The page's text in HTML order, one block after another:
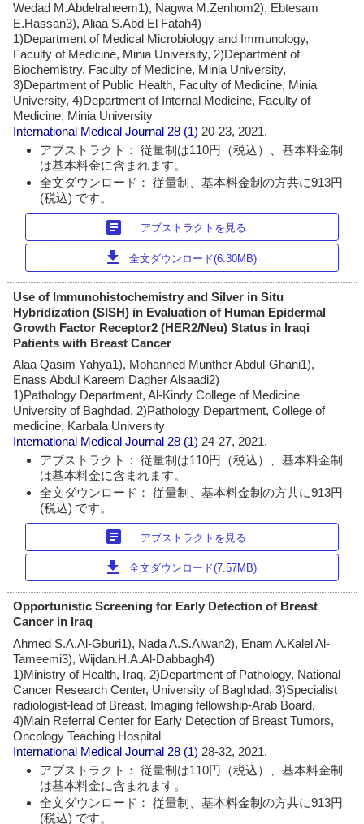
Wedad M.Abdelraheem1), Nagwa M.Zenhom2), Ebtesam
E.Hassan3), Aliaa S.Abd El Fatah4)
1)Department of Medical Microbiology and Immunology,
Faculty of Medicine, Minia University, 2)Department of
Biochemistry, Faculty of Medicine, Minia University,
3)Department of Public Health, Faculty of Medicine, Minia
University, 4)Department of Internal Medicine, Faculty of
Medicine, Minia University
International Medical Journal 28 (1)20-23, 2021.
アブストラクト： 従量制は110円（税込）、基本料金制
は基本料金に含まれます。
全文ダウンロード： 従量制、基本料金制の方共に913円
(税込) です。
article アブストラクトを見る
download 全文ダウンロード(6.30MB)
Use of Immunohistochemistry and Silver in Situ
Hybridization (SISH) in Evaluation of Human Epidermal
Growth Factor Receptor2 (HER2/Neu) Status in Iraqi
Patients with Breast Cancer
Alaa Qasim Yahya1), Mohanned Munther Abdul-Ghani1),
Enass Abdul Kareem Dagher Alsaadi2)
1)Pathology Department, Al-Kindy College of Medicine
University of Baghdad, 2)Pathology Department, College of
medicine, Karbala University
International Medical Journal 28 (1) 24-27, 2021.
アブストラクト： 従量制は110円（税込）、基本料金制
は基本料金に含まれます。
全文ダウンロード： 従量制、基本料金制の方共に913円
(税込) です。
article アブストラクトを見る
download 全文ダウンロード(7.57MB)
Opportunistic Screening for Early Detection of Breast
Cancer in Iraq
Ahmed S.A.Al-Gburi1), Nada A.S.Alwan2), Enam A.Kalel Al-
Tameemi3), Wijdan.H.A.Al-Dabbagh4)
1)Ministry of Health, Iraq, 2)Department of Pathology, National
Cancer Research Center, University of Baghdad, 3)Specialist
radiologist-lead of Breast, Imaging fellowship-Arab Board,
4)Main Referral Center for Early Detection of Breast Tumors,
Oncology Teaching Hospital
International Medical Journal 28 (1) 28-32, 2021.
アブストラクト： 従量制は110円（税込）、基本料金制
は基本料金に含まれます。
全文ダウンロード： 従量制、基本料金制の方共に913円
(税込) です。